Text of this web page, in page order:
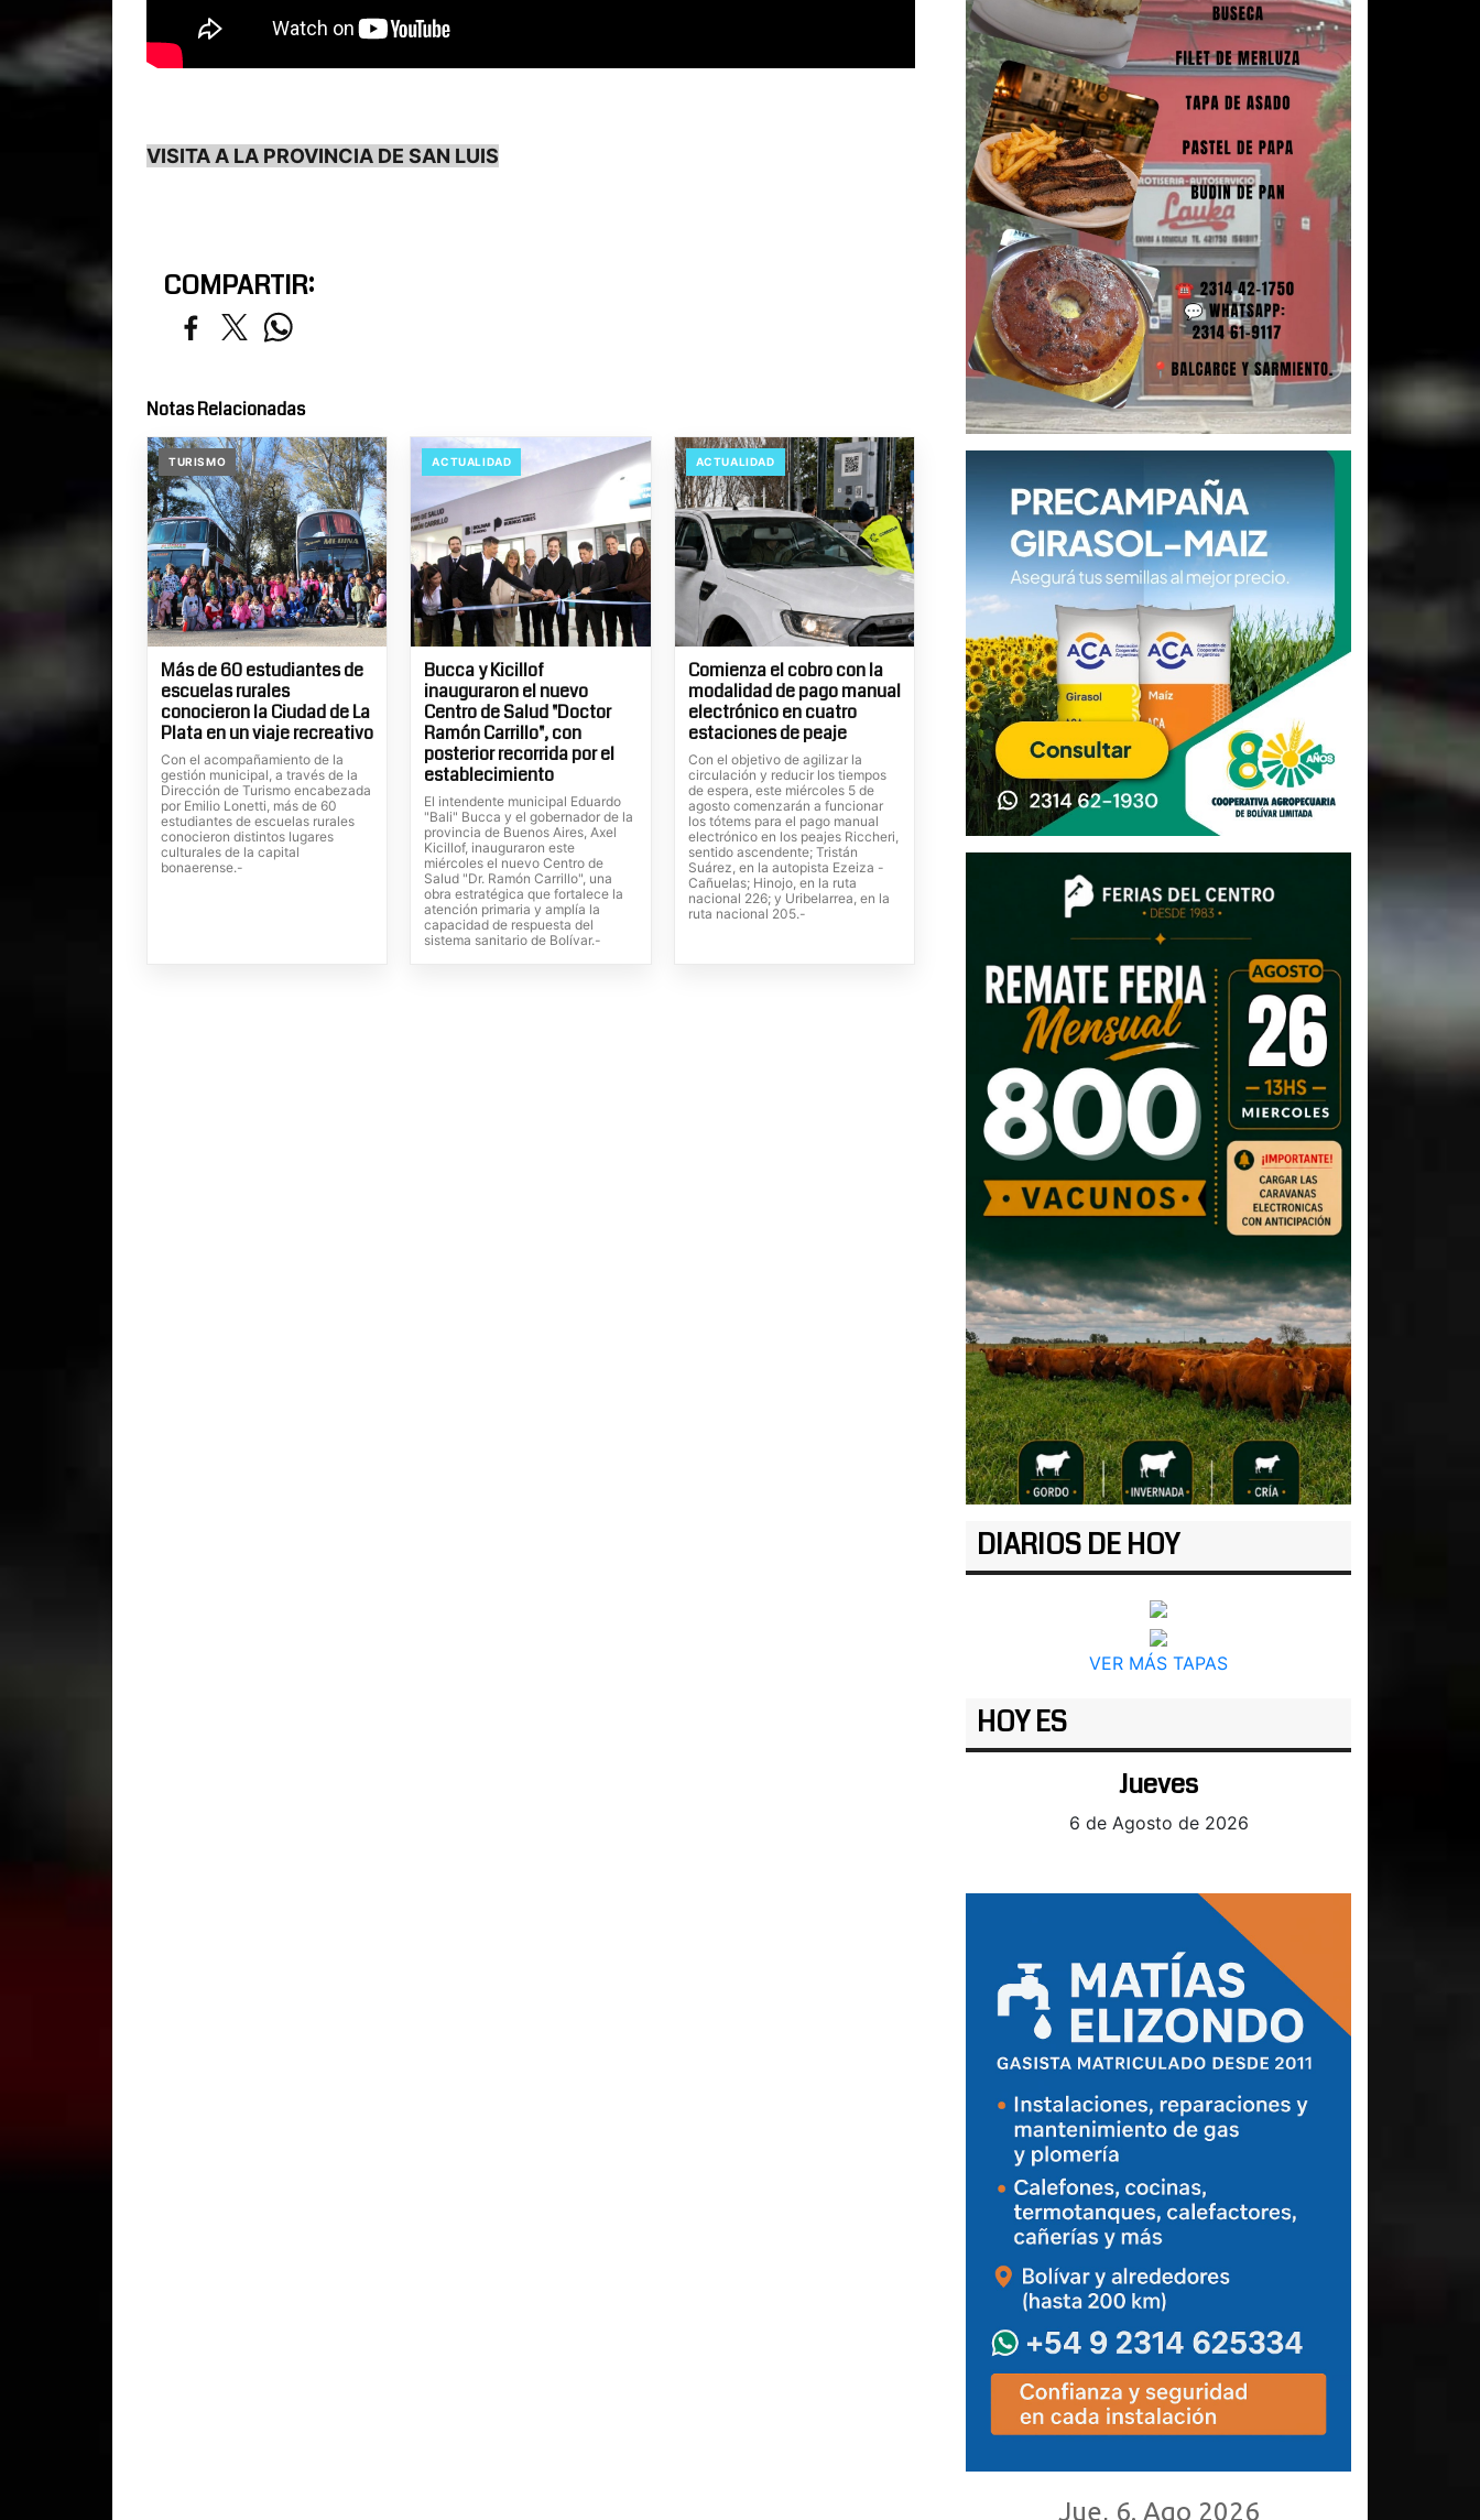
VISITA A LA PROVINCIA DE SAN LUIS
COMPARTIR:
Notas Relacionadas
TURISMO
Más de 60 estudiantes de
escuelas rurales
conocieron la Ciudad de La
Plata en un viaje recreativo
Con el acompañamiento de la
gestión municipal, a través de la
Dirección de Turismo encabezada
por Emilio Lonetti, más de 60
estudiantes de escuelas rurales
conocieron distintos lugares
culturales de la capital
bonaerense.-
ACTUALIDAD
Bucca y Kicillof
inauguraron el nuevo
Centro de Salud "Doctor
Ramón Carrillo", con
posterior recorrida por el
establecimiento
El intendente municipal Eduardo
"Bali" Bucca y el gobernador de la
provincia de Buenos Aires, Axel
Kicillof, inauguraron este
miércoles el nuevo Centro de
Salud "Dr. Ramón Carrillo", una
obra estratégica que fortalece la
atención primaria y amplía la
capacidad de respuesta del
sistema sanitario de Bolívar.-
ACTUALIDAD
Comienza el cobro con la
modalidad de pago manual
electrónico en cuatro
estaciones de peaje
Con el objetivo de agilizar la
circulación y reducir los tiempos
de espera, este miércoles 5 de
agosto comenzarán a funcionar
los tótems para el pago manual
electrónico en los peajes Riccheri,
sentido ascendente; Tristán
Suárez, en la autopista Ezeiza -
Cañuelas; Hinojo, en la ruta
nacional 226; y Uribelarrea, en la
ruta nacional 205.-
DIARIOS DE HOY
VER MÁS TAPAS
HOY ES
Jueves
6 de Agosto de 2026